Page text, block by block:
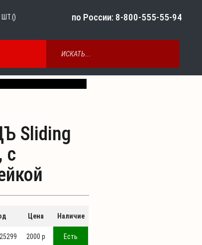
ШТ.() по России: 8-800-555-55-94
Next
Sliding
с
Цена
Наличие
2000 p
Есть